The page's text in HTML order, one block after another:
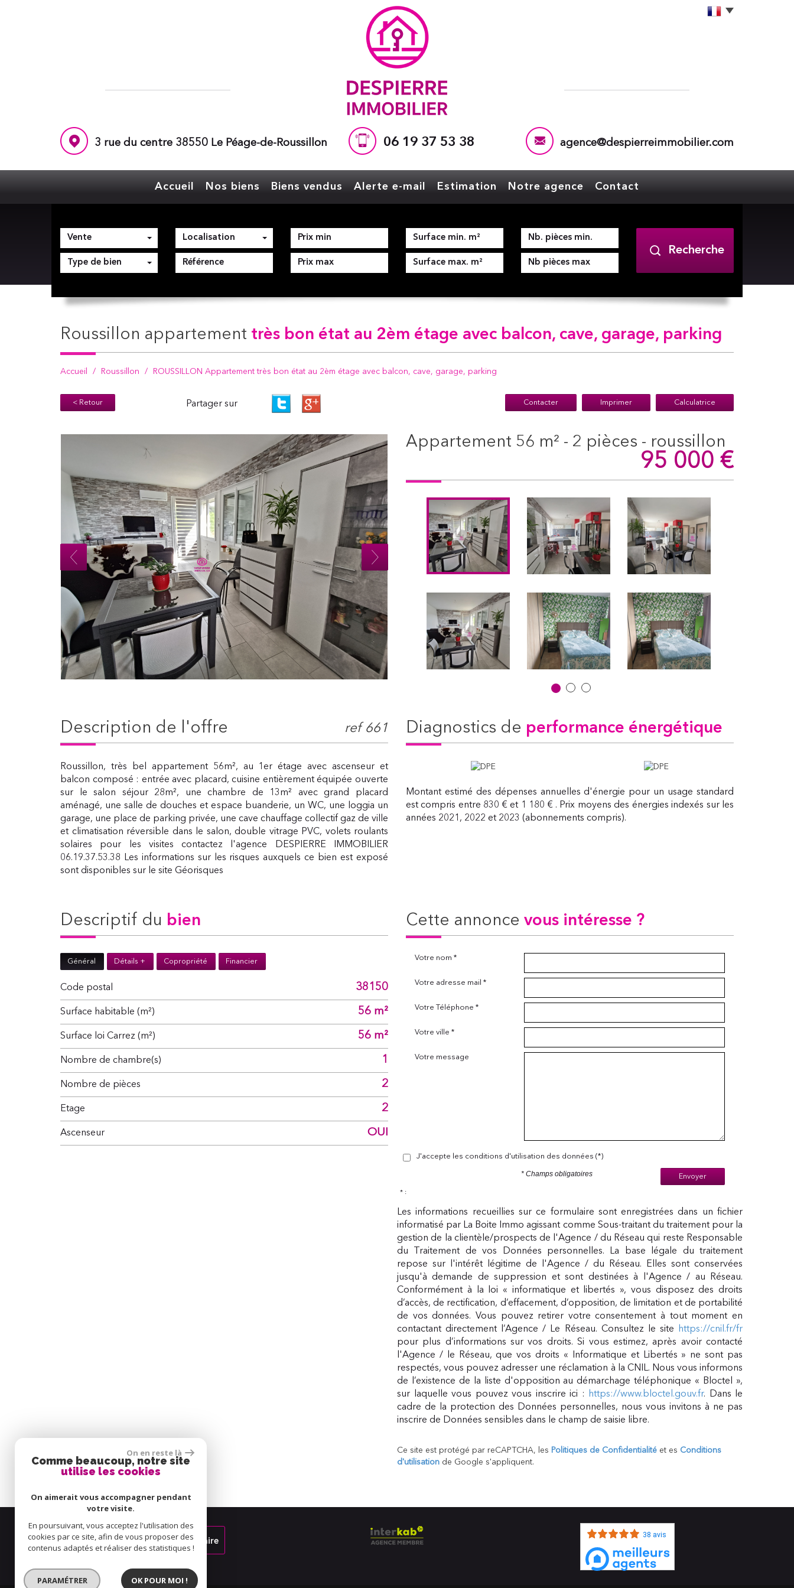
3 rue du centre 38550 Le Péage-de-Roussillon 06 19 37 53 38 agence@despierreimmobilier.com
Accueil Nos biens Biens vendus Alerte e-mail Estimation Notre agence Contact
Vente
Type de bien
Localisation
Recherche
roussillon appartement très bon état au 2èm étage avec balcon, cave, garage, parking
Accueil Roussillon ROUSSILLON Appartement très bon état au 2èm étage avec balcon, cave, garage, parking
< Retour Partager sur Contacter Imprimer Calculatrice
appartement 56 m² - 2 pièces - roussillon
95 000 €
description de l'offre ref 661
Roussillon, très bel appartement 56m², au 1er étage avec ascenseur et
balcon composé : entrée avec placard, cuisine entièrement équipée ouverte
sur le salon séjour 28m², une chambre de 13m² avec grand placard
aménagé, une salle de douches et espace buanderie, un WC, une loggia un
garage, une place de parking privée, une cave chauffage collectif gaz de ville
et climatisation réversible dans le salon, double vitrage PVC, volets roulants
solaires pour les visites contactez l'agence DESPIERRE IMMOBILIER
06.19.37.53.38 Les informations sur les risques auxquels ce bien est exposé
sont disponibles sur le site Géorisques
diagnostics de performance énergétique
Montant estimé des dépenses annuelles d'énergie pour un usage standard
est compris entre 830 € et 1 180 € . Prix moyens des énergies indexés sur les
années 2021, 2022 et 2023 (abonnements compris).
descriptif du bien
Général Détails + Copropriété Financier
Code postal 38150
Surface habitable (m²) 56 m²
Surface loi Carrez (m²) 56 m²
Nombre de chambre(s) 1
Nombre de pièces 2
Etage 2
Ascenseur OUI
cette annonce vous intéresse ?
Votre nom *
Votre adresse mail *
Votre Téléphone *
Votre ville *
Votre message
J'accepte les conditions d'utilisation des données (*)
Envoyer
* Champs obligatoires
* :
Les informations recueillies sur ce formulaire sont enregistrées dans un fichier
informatisé par La Boite Immo agissant comme Sous-traitant du traitement pour la
gestion de la clientèle/prospects de l'Agence / du Réseau qui reste Responsable
du Traitement de vos Données personnelles. La base légale du traitement
repose sur l'intérêt légitime de l'Agence / du Réseau. Elles sont conservées
jusqu'à demande de suppression et sont destinées à l'Agence / au Réseau.
Conformément à la loi « informatique et libertés », vous disposez des droits
d’accès, de rectification, d’effacement, d’opposition, de limitation et de portabilité
de vos données. Vous pouvez retirer votre consentement à tout moment en
contactant directement l’Agence / Le Réseau. Consultez le site
https://cnil.fr/fr
pour plus d’informations sur vos droits. Si vous estimez, après avoir contacté
l'Agence / le Réseau, que vos droits « Informatique et Libertés » ne sont pas
respectés, vous pouvez adresser une réclamation à la CNIL. Nous vous informons
de l’existence de la liste d'opposition au démarchage téléphonique « Bloctel »,
sur laquelle vous pouvez vous inscrire ici :
https://www.bloctel.gouv.fr. Dans le
cadre de la protection des Données personnelles, nous vous invitons à ne pas
inscrire de Données sensibles dans le champ de saisie libre.
Ce site est protégé par reCAPTCHA, les Politiques de Confidentialité et es Conditions
d'utilisation de Google s'appliquent.
Espace propriétaire
38 avis
On en reste là
Comme beaucoup, notre site
utilise les cookies
On aimerait vous accompagner pendant
votre visite.
En poursuivant, vous acceptez l'utilisation des
cookies par ce site, afin de vous proposer des
contenus adaptés et réaliser des statistiques !
PARAMÉTRER OK POUR MOI !